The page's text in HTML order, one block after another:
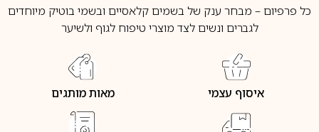
כל פרפיום – מבחר ענק של בשמים קלאסיים ובשמי בוטיק מיוחדים
לגברים ונשים לצד מוצרי טיפוח לגוף ולשיער
איסוף עצמי מאות מותגים